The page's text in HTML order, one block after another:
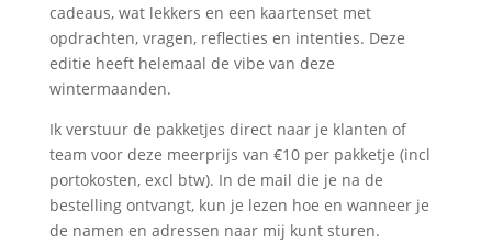
cadeaus, wat lekkers en een kaartenset met
opdrachten, vragen, reflecties en intenties. Deze
editie heeft helemaal de vibe van deze
wintermaanden.
Ik verstuur de pakketjes direct naar je klanten of
team voor deze meerprijs van €10 per pakketje (incl
portokosten, excl btw). In de mail die je na de
bestelling ontvangt, kun je lezen hoe en wanneer je
de namen en adressen naar mij kunt sturen.